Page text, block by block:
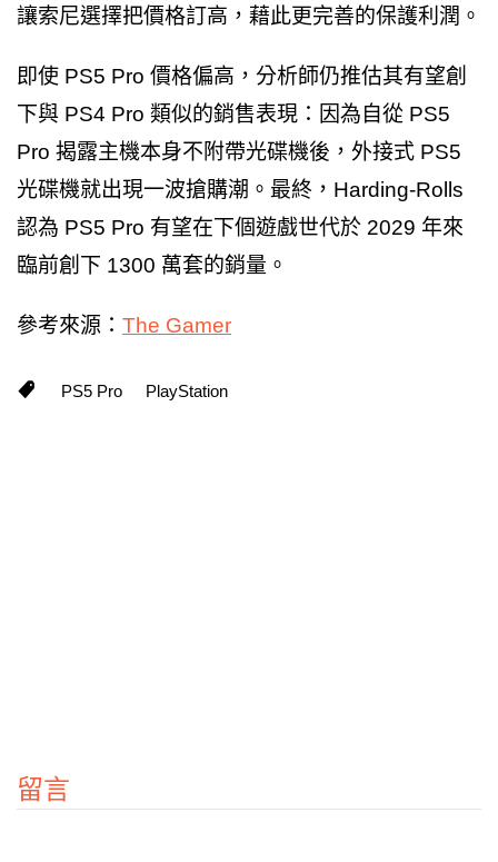
讓索尼選擇把價格訂高，藉此更完善的保護利潤。
即使 PS5 Pro 價格偏高，分析師仍推估其有望創
下與 PS4 Pro 類似的銷售表現：因為自從 PS5
Pro 揭露主機本身不附帶光碟機後，外接式 PS5
光碟機就出現一波搶購潮。最終，Harding-Rolls
認為 PS5 Pro 有望在下個遊戲世代於 2029 年來
臨前創下 1300 萬套的銷量。
參考來源： The Gamer
PS5 Pro PlayStation
留言